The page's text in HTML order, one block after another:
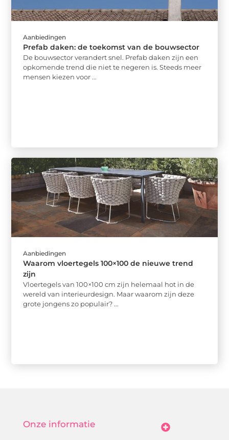
Aanbiedingen
Prefab daken: de toekomst van de bouwsector
De bouwsector verandert snel. Prefab daken zijn een
opkomende trend die niet te negeren is. Steeds meer
mensen kiezen voor ...
Aanbiedingen
Waarom vloertegels 100×100 de nieuwe trend
zijn
Vloertegels van 100×100 cm zijn helemaal hot in de
wereld van interieurdesign. Maar waarom zijn deze
grote jongens zo populair? ...
Onze informatie